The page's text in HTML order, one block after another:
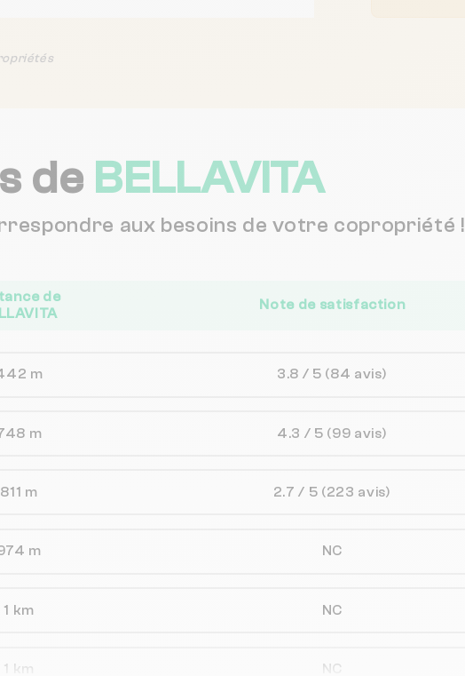
de BELLAVITA
aux besoins de votre copropriété !
de
Note de satisfaction
m 3.8 / 5 (84 avis)
m 4.3 / 5 (99 avis)
811 m 2.7 / 5 (223 avis)
m NC
1 km NC
1 km NC